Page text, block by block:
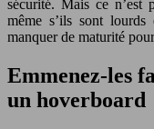
sécurité. Mais ce n’est
même s’ils sont
manquer de maturité
Emmenez-les
un hoverboard